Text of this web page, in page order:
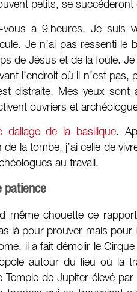
petits, se succéderont
vous à 9 heures. Je suis
Je n’ai pas ressenti le
de Jésus et de la foule. Je
l’endroit où il n’est
distraite. Mes yeux sont
ouvriers et
dallage de la basilique.
de la tombe, j’ai celle de
au travail.
patience
même chouette ce
là pour prouver mais
il a fait démolir le
autour du lieu où la
Temple de Jupiter élevé